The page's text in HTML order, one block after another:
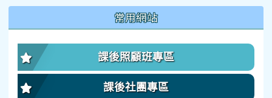
常用網站
課後照顧班專區
課後社團專區